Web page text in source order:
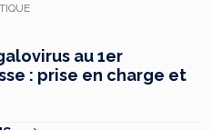
au 1er
: prise en charge et